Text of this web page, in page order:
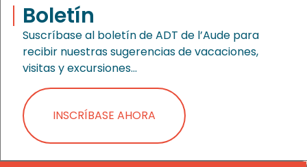
Boletín
Suscríbase al boletín de ADT de l’Aude para
recibir nuestras sugerencias de vacaciones,
visitas y excursiones…
INSCRÍBASE AHORA